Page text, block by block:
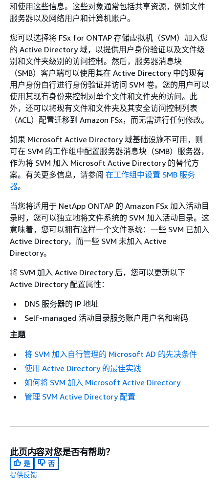
和使用这些信息。这些对象通常包括共享资源，例如文件
服务器以及网络用户和计算机账户。
您可以选择将 FSx for ONTAP 存储虚拟机（SVM）加入您
的 Active Directory 域，以提供用户身份验证以及文件级
别和文件夹级别的访问控制。然后，服务器消息块
（SMB）客户端可以使用其在 Active Directory 中的现有
用户身份自行进行身份验证并访问 SVM 卷。您的用户可以
使用其现有身份来控制对单个文件和文件夹的访问。此
外，还可以将现有文件和文件夹及其安全访问控制列表
（ACL）配置迁移到 Amazon FSx，而无需进行任何修改。
如果 Microsoft Active Directory 域基础设施不可用，则
可在 SVM 的工作组中配置服务器消息块（SMB）服务器，
作为将 SVM 加入 Microsoft Active Directory 的替代方
案。有关更多信息，请参阅 在工作组中设置 SMB 服务
器。
当您将适用于 NetApp ONTAP 的 Amazon FSx 加入活动目
录时，您可以独立地将文件系统的 SVM 加入活动目录。这
意味着，您可以拥有这样一个文件系统：一些 SVM 已加入
Active Directory，而一些 SVM 未加入 Active
Directory。
将 SVM 加入 Active Directory 后，您可以更新以下
Active Directory 配置属性：
DNS 服务器的 IP 地址
Self-managed 活动目录服务账户用户名和密码
主题
将 SVM 加入自行管理的 Microsoft AD 的先决条件
使用 Active Directory 的最佳实践
如何将 SVM 加入 Microsoft Active Directory
管理 SVM Active Directory 配置
此页内容对您是否有帮助？
是
否
提供反馈